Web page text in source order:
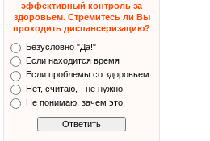
эффективный контроль за
здоровьем. Стремитесь ли Вы
проходить диспансеризацию?
Безусловно "Да!"
Если находится время
Если проблемы со здоровьем
Нет, считаю, - не нужно
Не понимаю, зачем это